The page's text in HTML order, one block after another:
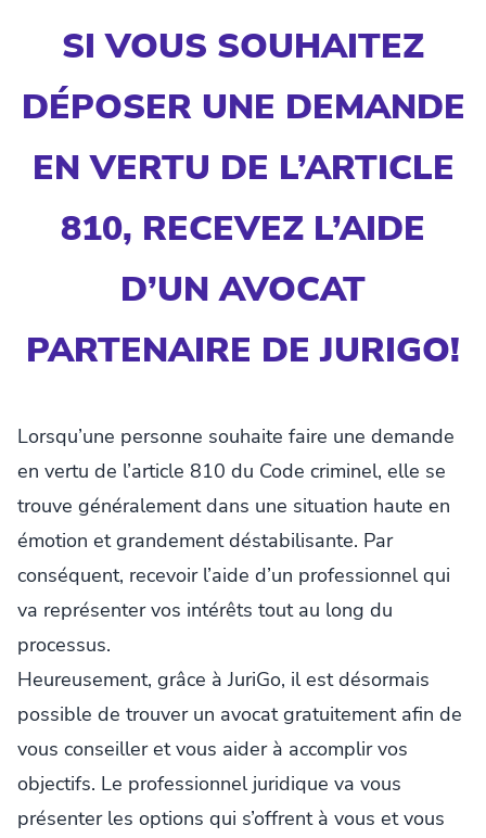
SI VOUS SOUHAITEZ
DÉPOSER UNE DEMANDE
EN VERTU DE L’ARTICLE
810, RECEVEZ L’AIDE
D’UN AVOCAT
PARTENAIRE DE JURIGO!
Lorsqu’une personne souhaite faire une demande
en vertu de l’article 810 du Code criminel, elle se
trouve généralement dans une situation haute en
émotion et grandement déstabilisante. Par
conséquent, recevoir l’aide d’un professionnel qui
va représenter vos intérêts tout au long du
processus.
Heureusement, grâce à JuriGo, il est désormais
possible de trouver un avocat gratuitement afin de
vous conseiller et vous aider à accomplir vos
objectifs. Le professionnel juridique va vous
présenter les options qui s’offrent à vous et vous